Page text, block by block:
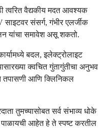
त्वरित वैद्यकीय मदत आवश्यक
संसर्ग, गंभीर एलर्जीक
यांचा समावेश असू शकतो.
बदल, इलेक्ट्रोलाइट
क्वचित गुंतागुंतीचा अनुभव
तपासणी आणि क्लिनिकल
तुमच्यासोबत सर्व संभाव्य धोके
पाळायची आहेत हे ते स्पष्ट करतील